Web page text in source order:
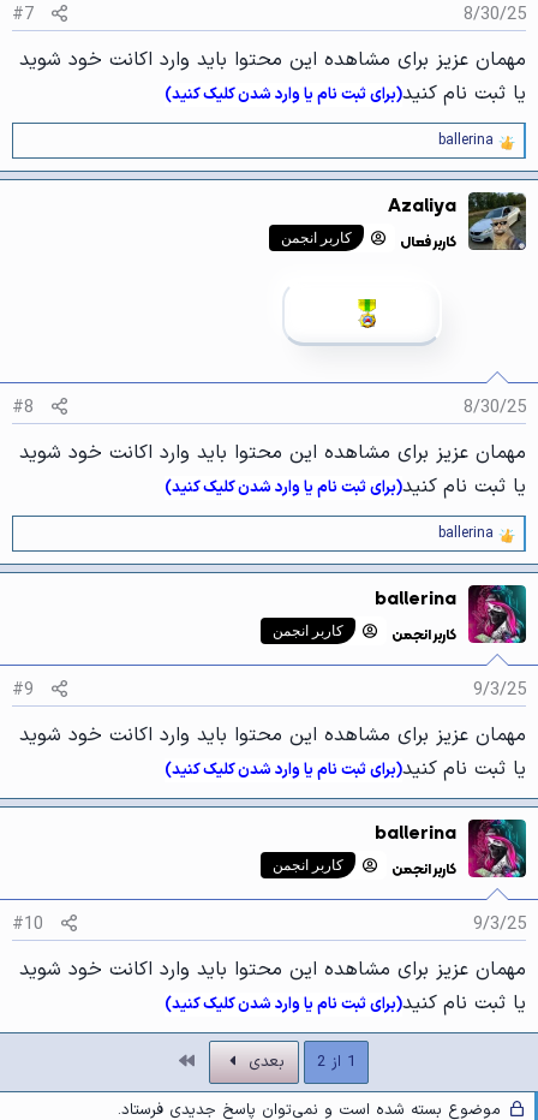
8/30/25
#7
مهمان عزیز برای مشاهده این محتوا باید وارد اکانت خود شوید
یا ثبت نام کنید(برای ثبت نام یا وارد شدن کلیک کنید)
و
ا
ک
ن
ش‌
ه
د
ه
ا
:
ballerina
Azaliya
کاربر فعال کاربر انجمن
8/30/25
#8
مهمان عزیز برای مشاهده این محتوا باید وارد اکانت خود شوید
یا ثبت نام کنید(برای ثبت نام یا وارد شدن کلیک کنید)
و
ا
ک
ن
ش‌
ه
ی
س
د
ا
]
:
ballerina
ballerina
کاربر انجمن کاربر انجمن
9/3/25
#9
مهمان عزیز برای مشاهده این محتوا باید وارد اکانت خود شوید
یا ثبت نام کنید(برای ثبت نام یا وارد شدن کلیک کنید)
ballerina
کاربر انجمن کاربر انجمن
9/3/25
#10
مهمان عزیز برای مشاهده این محتوا باید وارد اکانت خود شوید
یا ثبت نام کنید(برای ثبت نام یا وارد شدن کلیک کنید)
1 از 2 بعدی
موضوع بسته شده است و نمی‌توان پاسخ جدیدی فرستاد.